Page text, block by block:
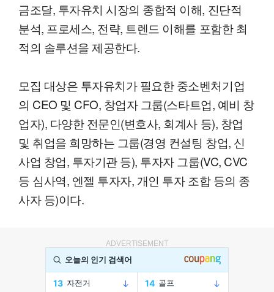
금조달, 투자유치 시장의 종합적 이해, 진단적
분석, 프로세스, 전략, 트렌드 이해를 포함한 최
적의 솔루션을 제공한다.
모집 대상은 투자유치가 필요한 중소벤처기업
의 CEO 및 CFO, 창업자 그룹(스타트업, 예비 창
업자), 다양한 전문인(변호사, 회계사 등), 창업
및 취업을 희망하는 그룹(경영 컨설팅 창업, 신
사업 창업, 투자기관 등), 투자자 그룹(VC, CVC
등 심사역, 엔젤 투자자, 개인 투자 조합 등의 종
사자 등)이다.
ADVERTISEMENT